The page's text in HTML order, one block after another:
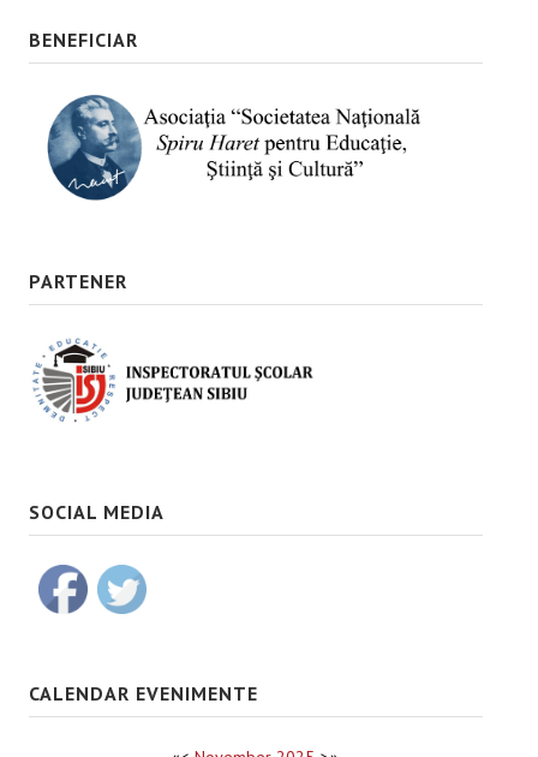
BENEFICIAR
PARTENER
SOCIAL MEDIA
CALENDAR EVENIMENTE